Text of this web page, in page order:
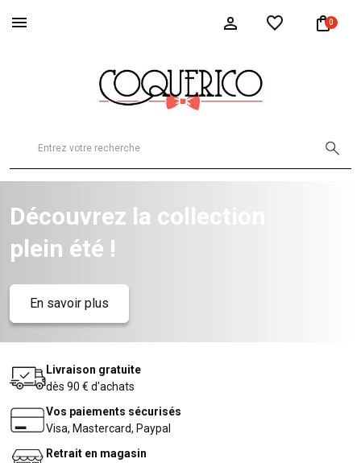
0
Découvrez la collection
plein été !
En savoir plus
Livraison gratuite
dès 90 € d'achats
Vos paiements sécurisés
Visa, Mastercard, Paypal
Retrait en magasin